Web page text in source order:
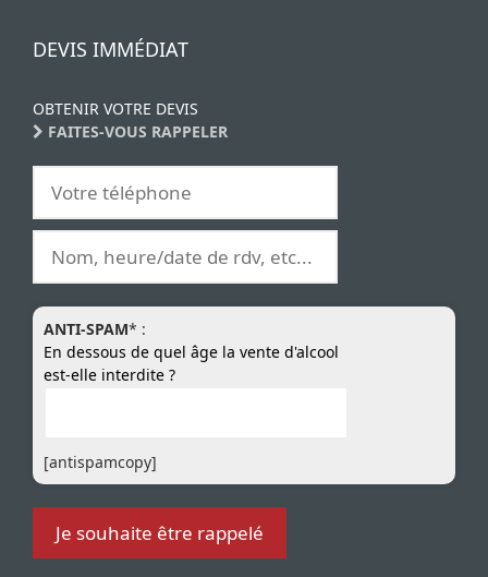
DEVIS IMMÉDIAT
OBTENIR VOTRE DEVIS
FAITES-VOUS RAPPELER
ANTI-SPAM* :
En dessous de quel âge la vente d'alcool
est-elle interdite ?
[antispamcopy]